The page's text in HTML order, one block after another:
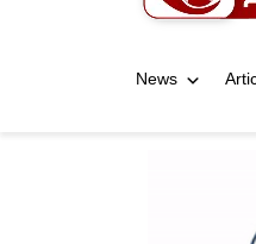
News